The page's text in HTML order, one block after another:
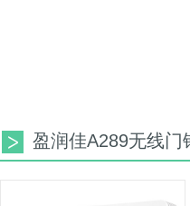
盈润佳A289无线门